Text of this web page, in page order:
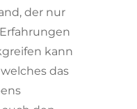
der nur
kann
das